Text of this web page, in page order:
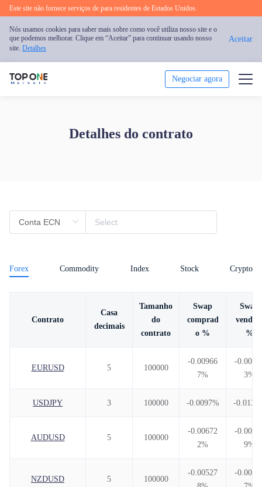
Este site não fornece serviços de para residentes de Estados Unidos.
Nós usamos cookies para saber mais sobre como você utiliza nosso site e o
que podemos melhorar. Clique em “Aceitar” para continuar usando nosso
site. Detalhes
Aceitar
Negociar agora
Promoção
Partners
Detalhes do contrato
Forex Commodity Index Stock Crypto
Casa
decimais
Tamanho
do
contrato
Swap
comprad
o %
Swap
%
5 100000
-0.00966
7%
-
3%
3 100000 -0.0097% -
5 100000
-0.00672
2%
-
9%
5 100000
-0.00527
-
Contrato
EURUSD
USDJPY
AUDUSD
NZDUSD